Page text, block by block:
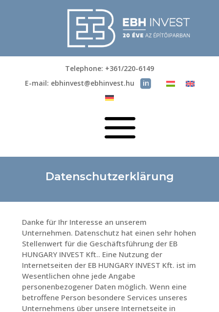
Telephone: +361/220-6149
E-mail: ebhinvest@ebhinvest.hu
a
Datenschutzerklärung
Danke für Ihr Interesse an unserem
Unternehmen. Datenschutz hat einen sehr hohen
Stellenwert für die Geschäftsführung der EB
HUNGARY INVEST Kft.. Eine Nutzung der
Internetseiten der EB HUNGARY INVEST Kft. ist im
Wesentlichen ohne jede Angabe
personenbezogener Daten möglich. Wenn eine
betroffene Person besondere Services unseres
Unternehmens über unsere Internetseite in